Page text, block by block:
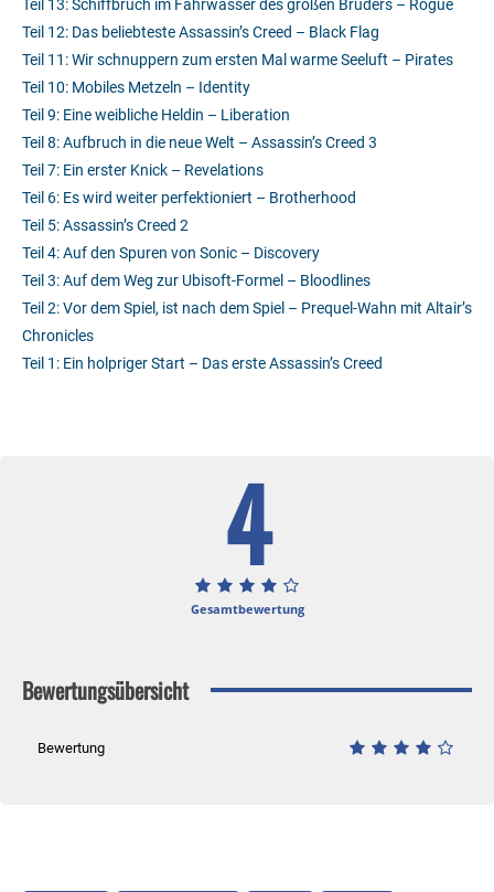
Teil 13: Schiffbruch im Fahrwasser des großen Bruders – Rogue
Teil 12: Das beliebteste Assassin’s Creed – Black Flag
Teil 11: Wir schnuppern zum ersten Mal warme Seeluft – Pirates
Teil 10: Mobiles Metzeln – Identity
Teil 9: Eine weibliche Heldin – Liberation
Teil 8: Aufbruch in die neue Welt – Assassin’s Creed 3
Teil 7: Ein erster Knick – Revelations
Teil 6: Es wird weiter perfektioniert – Brotherhood
Teil 5: Assassin’s Creed 2
Teil 4: Auf den Spuren von Sonic – Discovery
Teil 3: Auf dem Weg zur Ubisoft-Formel – Bloodlines
Teil 2: Vor dem Spiel, ist nach dem Spiel – Prequel-Wahn mit Altair’s
Chronicles
Teil 1: Ein holpriger Start – Das erste Assassin’s Creed
4
Gesamtbewertung
Bewertungsübersicht
Bewertung